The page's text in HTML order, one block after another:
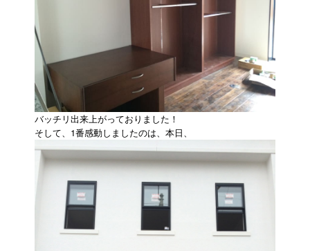
バッチリ出来上がっておりました！
そして、1番感動しましたのは、本日、